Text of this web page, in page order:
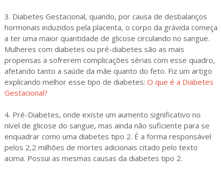
3. Diabetes Gestacional, quando, por causa de desbalanços
hormonais induzidos pela placenta, o corpo da grávida começa
a ter uma maior quantidade de glicose circulando no sangue.
Mulheres com diabetes ou pré-diabetes são as mais
propensas a sofrerem complicações sérias com esse quadro,
afetando tanto a saúde da mãe quanto do feto. Fiz um artigo
explicando melhor esse tipo de diabetes: O que é a Diabetes
Gestacional?
4. Pré-Diabetes, onde existe um aumento significativo no
nível de glicose do sangue, mas ainda não suficiente para se
enquadrar como uma diabetes tipo 2. É a forma responsável
pelos 2,2 milhões de mortes adicionais citado pelo texto
acima. Possui as mesmas causas da diabetes tipo 2.